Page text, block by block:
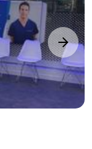
next